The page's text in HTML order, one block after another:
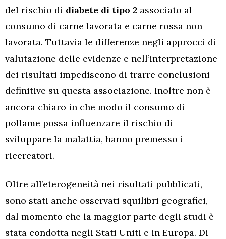
del rischio di diabete di tipo 2 associato al
consumo di carne lavorata e carne rossa non
lavorata. Tuttavia le differenze negli approcci di
valutazione delle evidenze e nell’interpretazione
dei risultati impediscono di trarre conclusioni
definitive su questa associazione. Inoltre non è
ancora chiaro in che modo il consumo di
pollame possa influenzare il rischio di
sviluppare la malattia, hanno premesso i
ricercatori.
Oltre all’eterogeneità nei risultati pubblicati,
sono stati anche osservati squilibri geografici,
dal momento che la maggior parte degli studi è
stata condotta negli Stati Uniti e in Europa. Di